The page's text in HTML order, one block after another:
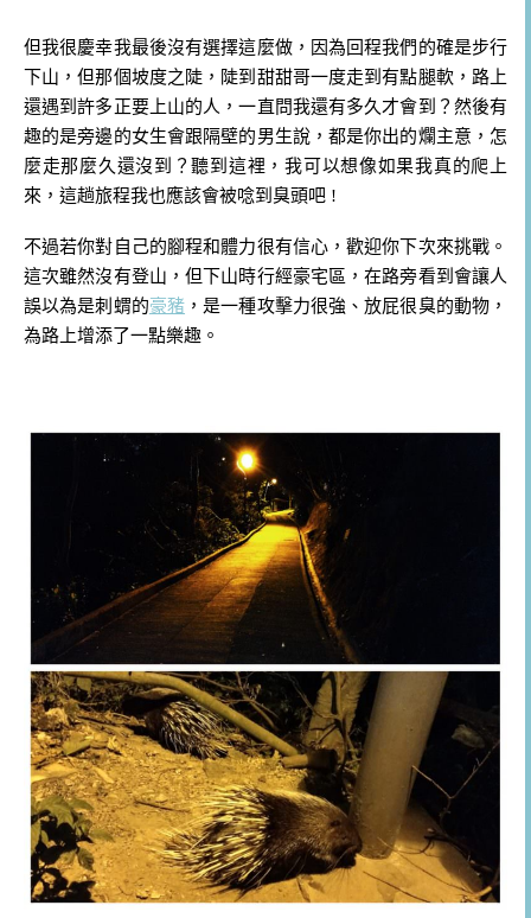
但我很慶幸我最後沒有選擇這麼做，因為回程我們的確是步行
下山，但那個坡度之陡，陡到甜甜哥一度走到有點腿軟，路上
還遇到許多正要上山的人，一直問我還有多久才會到？然後有
趣的是旁邊的女生會跟隔壁的男生說，都是你出的爛主意，怎
麼走那麼久還沒到？聽到這裡，我可以想像如果我真的爬上
來，這趟旅程我也應該會被唸到臭頭吧 !
不過若你對自己的腳程和體力很有信心，歡迎你下次來挑戰。
這次雖然沒有登山，但下山時行經豪宅區，在路旁看到會讓人
誤以為是刺蝟的豪豬 ，是一種攻擊力很強、放屁很臭的動物，
為路上增添了一點樂趣。